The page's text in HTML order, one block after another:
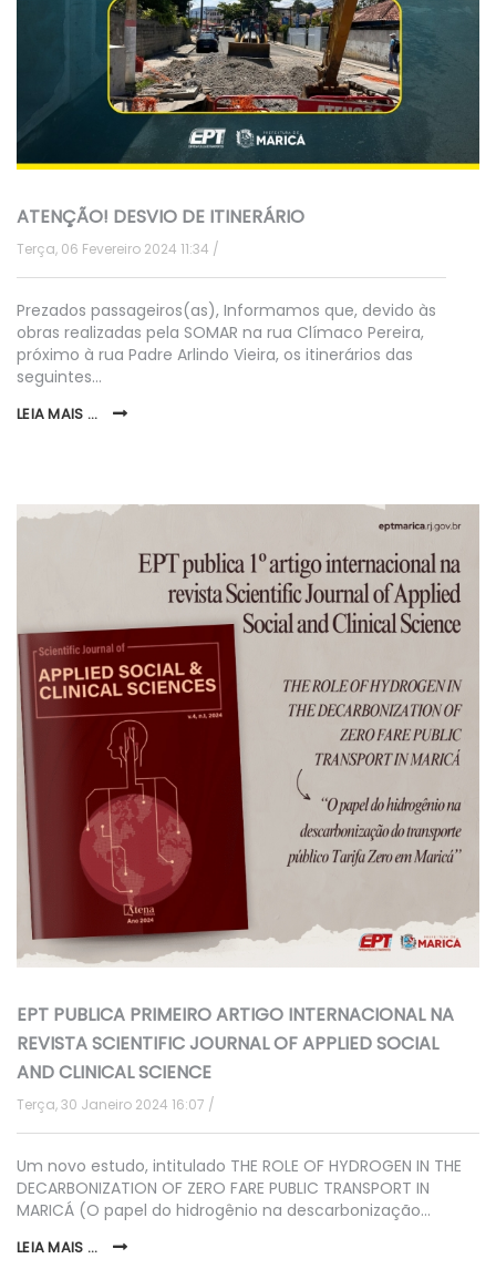
ATENÇÃO! DESVIO DE ITINERÁRIO
Terça, 06 Fevereiro 2024 11:34
Prezados passageiros(as), Informamos que, devido às
obras realizadas pela SOMAR na rua Clímaco Pereira,
próximo à rua Padre Arlindo Vieira, os itinerários das
seguintes…
LEIA MAIS ...
EPT PUBLICA PRIMEIRO ARTIGO INTERNACIONAL NA
REVISTA SCIENTIFIC JOURNAL OF APPLIED SOCIAL
AND CLINICAL SCIENCE
Terça, 30 Janeiro 2024 16:07
Um novo estudo, intitulado THE ROLE OF HYDROGEN IN THE
DECARBONIZATION OF ZERO FARE PUBLIC TRANSPORT IN
MARICÁ (O papel do hidrogênio na descarbonização…
LEIA MAIS ...